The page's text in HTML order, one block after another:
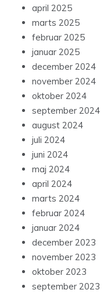
april 2025
marts 2025
februar 2025
januar 2025
december 2024
november 2024
oktober 2024
september 2024
august 2024
juli 2024
juni 2024
maj 2024
april 2024
marts 2024
februar 2024
januar 2024
december 2023
november 2023
oktober 2023
september 2023